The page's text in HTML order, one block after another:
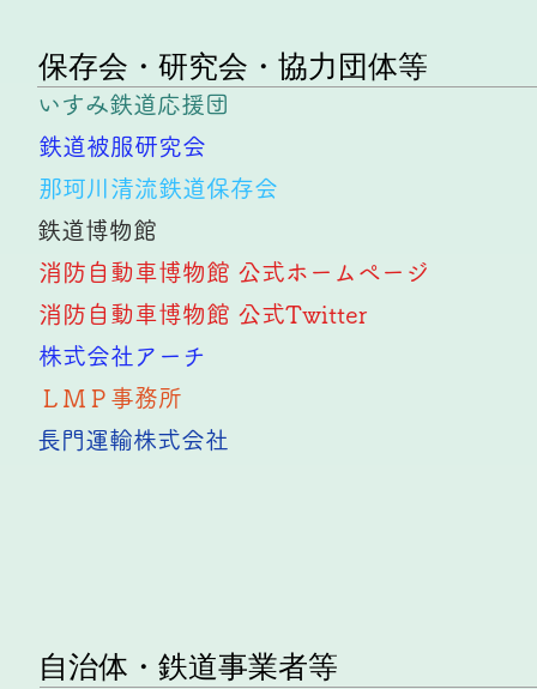
​保存会・研究会・協力団体等
いすみ鉄道応援団
鉄道被服研究会
那珂川清流鉄道保存会
鉄道博物館
消防自動車博物館 公式ホームページ
消防自動車博物館 公式Twitter
株式会社アーチ
ＬＭＰ事務所
長門運輸株式会社
​自治体・鉄道事業者等